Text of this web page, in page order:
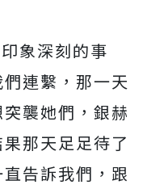
象深刻的事
連繫， 那一天
襲她們， 銀赫
那天足足待了
告訴我們，跟